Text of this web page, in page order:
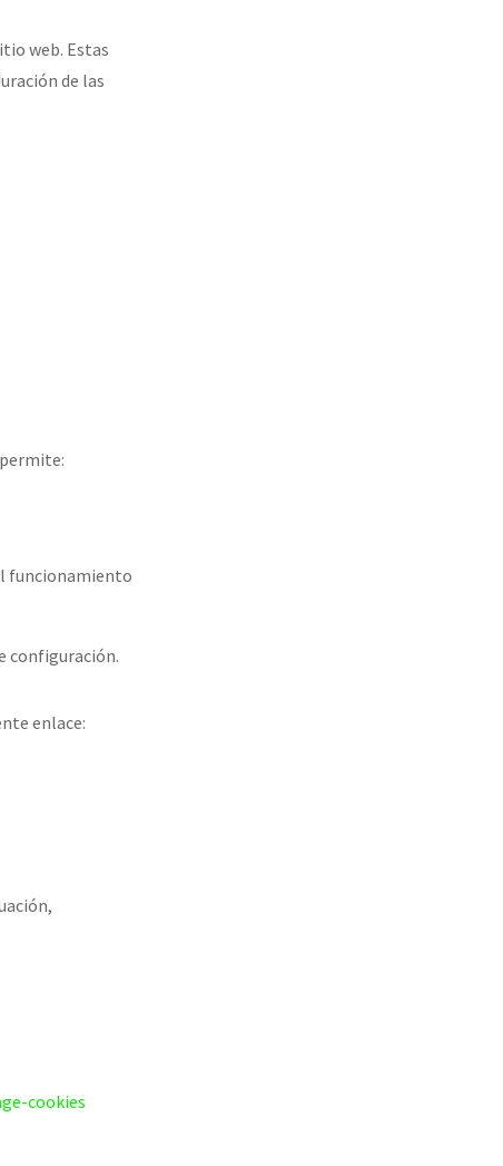
web. Estas
de las
funcionamiento
configuración.
enlace:
cookies